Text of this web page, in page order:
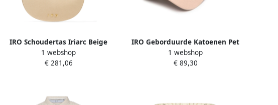
IRO Schoudertas Iriarc Beige
Dames
1 webshop
€ 281,06
IRO Geborduurde Katoenen Pet
met Gebogen Klep Beige Dames
1 webshop
€ 89,30